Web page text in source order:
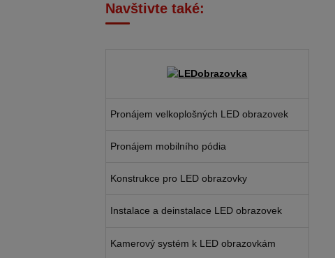
Navštivte také:
Pronájem velkoplošných LED obrazovek
Pronájem mobilního pódia
Konstrukce pro LED obrazovky
Instalace a deinstalace LED obrazovek
Kamerový systém k LED obrazovkám